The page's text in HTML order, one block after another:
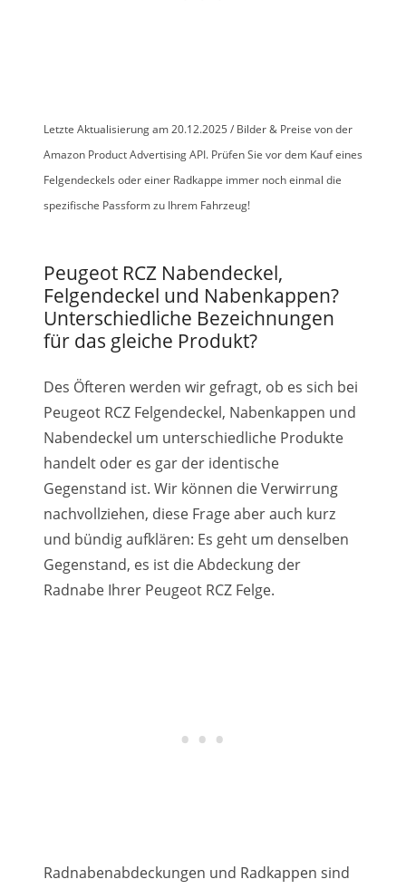
Letzte Aktualisierung am 20.12.2025 / Bilder & Preise von der
Amazon Product Advertising API. Prüfen Sie vor dem Kauf eines
Felgendeckels oder einer Radkappe immer noch einmal die
spezifische Passform zu Ihrem Fahrzeug!
Peugeot RCZ Nabendeckel,
Felgendeckel und Nabenkappen?
Unterschiedliche Bezeichnungen
für das gleiche Produkt?
Des Öfteren werden wir gefragt, ob es sich bei
Peugeot RCZ Felgendeckel, Nabenkappen und
Nabendeckel um unterschiedliche Produkte
handelt oder es gar der identische
Gegenstand ist. Wir können die Verwirrung
nachvollziehen, diese Frage aber auch kurz
und bündig aufklären: Es geht um denselben
Gegenstand, es ist die Abdeckung der
Radnabe Ihrer Peugeot RCZ Felge.
Radnabenabdeckungen und Radkappen sind